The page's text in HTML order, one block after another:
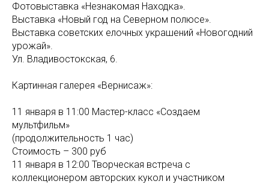
Фотовыставка «Незнакомая Находка».
Выставка «Новый год на Северном полюсе».
Выставка советских елочных украшений «Новогодний
урожай».
Ул. Владивостокская, 6.
Картинная галерея «Вернисаж»:
11 января в 11:00 Мастер-класс «Создаем
мультфильм»
(продолжительность 1 час)
Стоимость – 300 руб
11 января в 12:00 Творческая встреча с
коллекционером авторских кукол и участником